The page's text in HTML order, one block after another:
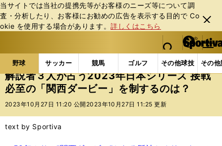
当サイトでは当社の提携先等がお客様のニーズ等について調
査・分析したり、お客様にお勧めの広告を表⽰する⽬的で Co
okie を使⽤する場合があります。詳しくはこちら
閉じ
る
web Sportiva (webスポルティーバ)
検索
マイペ
ー
ジ
メニュ
野球 サッカー 競馬 ゴルフ その他球技 その
b
ス
ポ
ル
バ
野球の記事一覧 プロ野球 解説者３人が占う2023年
解説者３人が占う2023年日本シリーズ 接戦
必至の「関西ダービー」を制するのは？
2023年10月27日 11:20 公開 2023年10月27日 11:25 更新
text by Sportiva